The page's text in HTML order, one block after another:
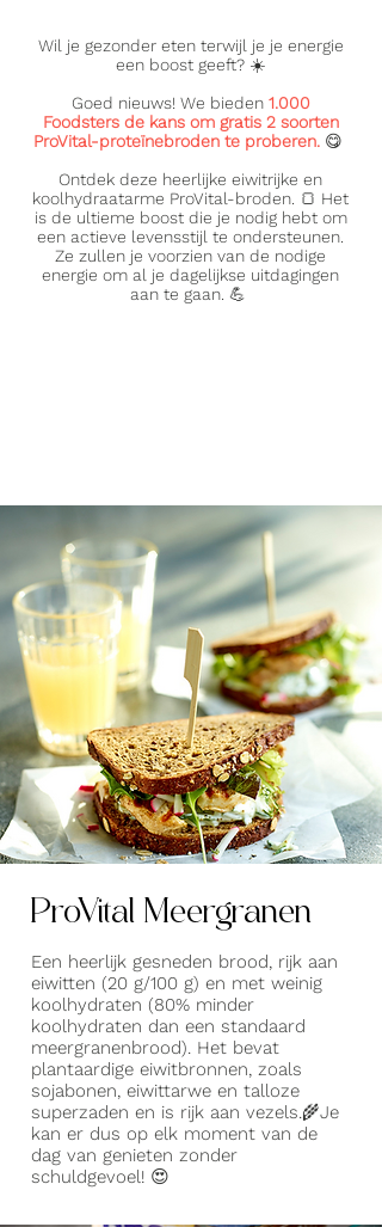
Wil je gezonder eten terwijl je je energie
een boost geeft? ☀️
Goed nieuws! We bieden 1.000
Foodsters de kans om gratis 2 soorten
ProVital-proteïnebroden te proberen. 😋
Ontdek deze heerlijke eiwitrijke en
koolhydraatarme ProVital-broden. 🍞 Het
is de ultieme boost die je nodig hebt om
een actieve levensstijl te ondersteunen.
Ze zullen je voorzien van de nodige
energie om al je dagelijkse uitdagingen
aan te gaan. 💪
ProVital Meergranen
Een heerlijk gesneden brood, rijk aan
eiwitten (20 g/100 g) en met weinig
koolhydraten (80% minder
koolhydraten dan een standaard
meergranenbrood). Het bevat
plantaardige eiwitbronnen, zoals
sojabonen, eiwittarwe en talloze
superzaden en is rijk aan vezels.🌾Je
kan er dus op elk moment van de
dag van genieten zonder
schuldgevoel! 😍